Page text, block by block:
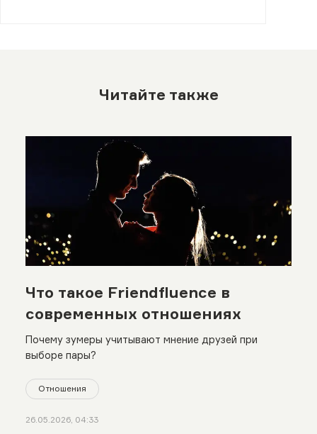
Читайте также
Что такое Friendfluence в
современных отношениях
Почему зумеры учитывают мнение друзей при
выборе пары?
Отношения
26.05.2026, 04:33